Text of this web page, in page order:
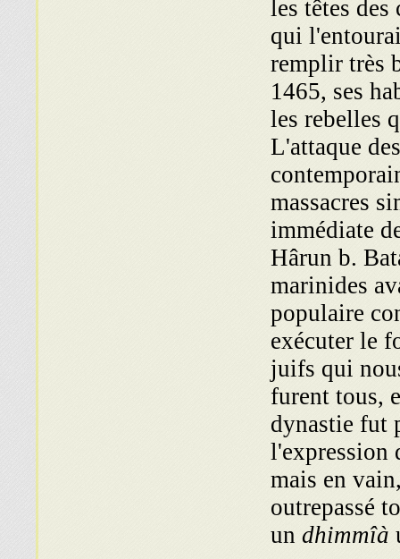
les têtes
qui
remplir très
1465, ses
les rebelles
L'attaque
massacres
immédiate
Hârun b.
marinides
populaire
exécuter le
juifs qui
furent tous,
dynastie fut
l'expression
mais en
outrepassé
un dhimmîà